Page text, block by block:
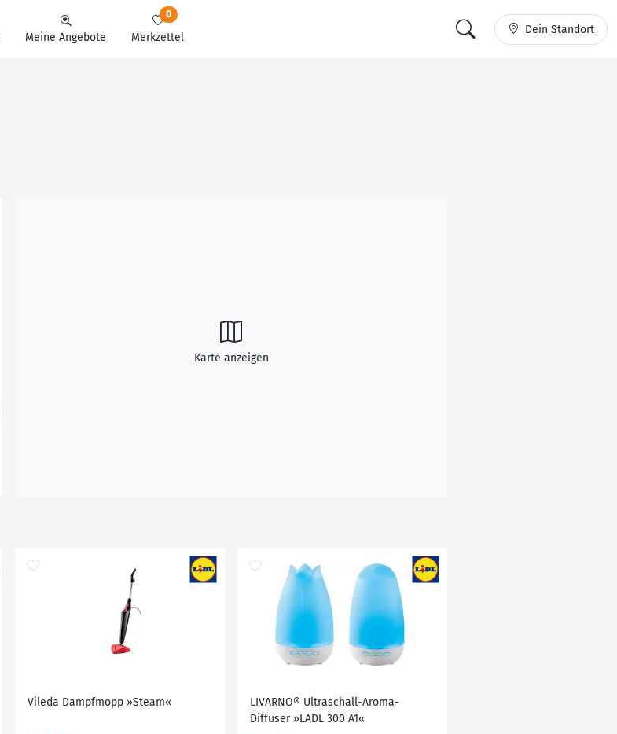
Meine Angebote Merkzettel
0
Dein Standort
Karte anzeigen
Vileda Dampfmopp »Steam«
LIVARNO® Ultraschall-Aroma-
Diffuser »LADL 300 A1«